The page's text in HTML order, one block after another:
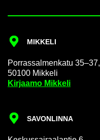
MIK­KE­LI
Por­ras­sal­men­ka­tu 35–37,
50100 Mik­ke­li
Kir­jaa­mo Mik­ke­li
SA­VON­LIN­NA